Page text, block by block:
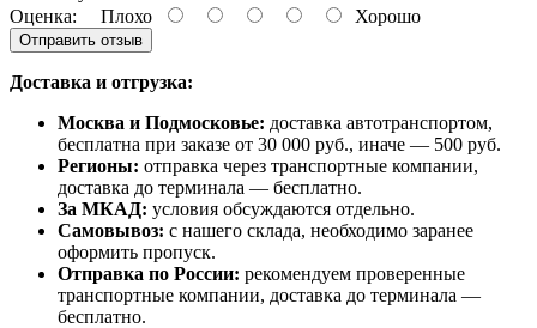
Оценка: Плохо Хорошо
Отправить отзыв
Доставка и отгрузка:
Москва и Подмосковье: доставка автотранспортом,
бесплатна при заказе от 30 000 руб., иначе — 500 руб.
Регионы: отправка через транспортные компании,
доставка до терминала — бесплатно.
За МКАД: условия обсуждаются отдельно.
Самовывоз: с нашего склада, необходимо заранее
оформить пропуск.
Отправка по России: рекомендуем проверенные
транспортные компании, доставка до терминала —
бесплатно.